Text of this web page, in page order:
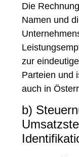
Die
Namen und
zur
Parteien und
auch in
b)